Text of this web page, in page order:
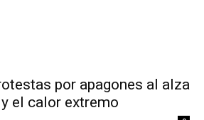
por apagones al alza
el calor extremo